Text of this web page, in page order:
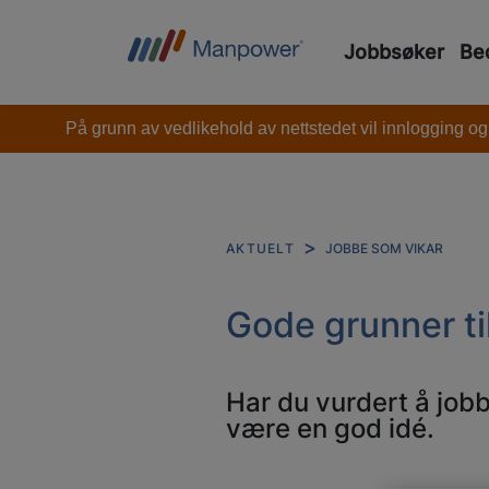
Jobbsøker
På grunn av vedlikehold av nettstedet vil innlogging
AKTUELT JOBBE SOM VIKAR
Gode grunner
Har du vurdert å
være en god idé.